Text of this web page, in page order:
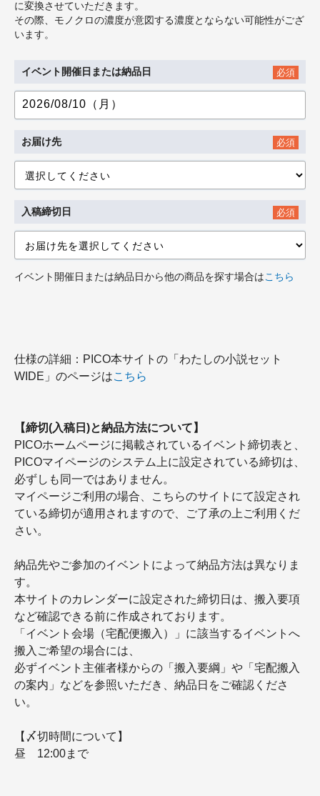
に変換させていただきます。
その際、モノクロの濃度が意図する濃度とならない可能性がござ
います。
イベント開催日または納品日 必須
お届け先 必須
入稿締切日 必須
イベント開催日または納品日から他の商品を探す場合は こちら
仕様の詳細：PICO本サイトの「わたしの小説セット
WIDE」のページはこちら
【締切(入稿日)と納品方法について】
PICOホームページに掲載されているイベント締切表と、
PICOマイページのシステム上に設定されている締切は、
必ずしも同一ではありません。
マイページご利用の場合、こちらのサイトにて設定され
ている締切が適用されますので、ご了承の上ご利用くだ
さい。
納品先やご参加のイベントによって納品方法は異なりま
す。
本サイトのカレンダーに設定された締切日は、搬入要項
など確認できる前に作成されております。
「イベント会場（宅配便搬入）」に該当するイベントへ
搬入ご希望の場合には、
必ずイベント主催者様からの「搬入要綱」や「宅配搬入
の案内」などを参照いただき、納品日をご確認くださ
い。
【〆切時間について】
昼 12:00まで